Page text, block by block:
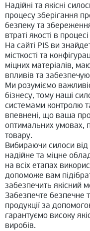
Надійні та якісні
процесу зберігання
безпеку та
втраті якості в
На сайті PIS ви
місткості та
міцних матеріалів,
впливів та
Ми розуміємо
бізнесу, тому наші
системами контролю
впевнені, що ваша
оптимальних умовах,
товару.
Вибираючи силоси від
надійне та міцне
на всіх етапах
допоможе вам
забезпечить якісний
Забезпечте безпечне
продукції за
гарантуємо високу
виробів.